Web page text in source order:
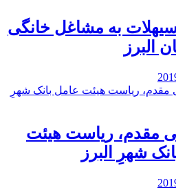
به مشاغل خانگی
البرز
مقدم، ریاست هیئت
شهرِ البرز